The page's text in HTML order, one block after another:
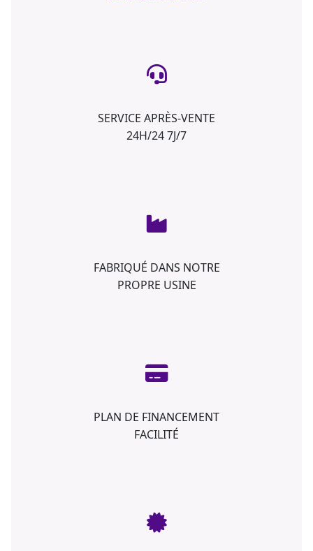
SERVICE APRÈS-VENTE
24H/24 7J/7
FABRIQUÉ DANS NOTRE
PROPRE USINE
PLAN DE FINANCEMENT
FACILITÉ